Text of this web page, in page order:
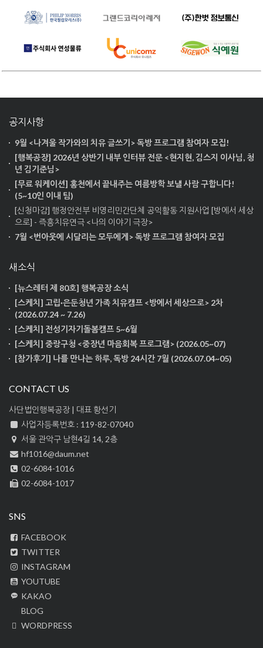
공지사항
9월 <나겨울 작가와의 치유 글쓰기> 독방 프로그램 참여자 모집!
[행복공장] 2026년 상반기 내부 인터뷰 전문 <현지현, 김스지 이사님, 청
년 김기준님>
[무료 워케이션] 홍천에서 끝내주는 여름방학 보낼 사람 구합니다!
(5~10인 이내 팀)
[신청마감] 행정안전부 비영리민간단체 공익활동 지원사업 [방에서 세상
으로] - 즉흥치유연극 <나의 이야기 극장>
7월 <번아웃에 시달리는 모두에게> 독방 프로그램 참여자 모집
새소식
[뉴스레터 제 80호] 행복공장 소식
[스케치] 고립·은둔청년 가족 치유캠프 <방에서 세상으로> 2차
(2026.07.24 ~ 7.26)
[스케치] 전성기자기돌봄캠프 5~6월
[스케치] 중랑구청 <중장년 마음회복 프로그램> (2026.05~07)
[참가후기] 나를 만나는 하루, 독방 24시간 7월 (2026.07.04~05)
CONTACT US
사단법인행복공장 | 대표 황선기
사업자등록번호 : 119-82-07040
서울 관악구 남현4길 14, 2층
hf1016@daum.net
02-6084-1016
02-6084-1017
SNS
FACEBOOK
TWITTER
INSTAGRAM
YOUTUBE
KAKAO
BLOG
WORDPRESS